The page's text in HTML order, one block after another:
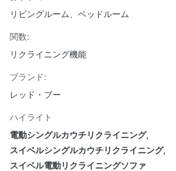
リビングルーム、ベッドルーム
関数:
リクライニング機能
ブランド:
レッド・ブー
ハイライト
電動シングルカウチリクライニング,
スイベルシングルカウチリクライニング,
スイベル電動リクライニングソファ